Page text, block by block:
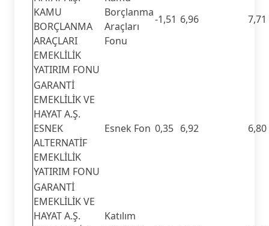
KAMU
BORÇLANMA
ARAÇLARI
EMEKLİLİK
YATIRIM FONU
Borçlanma
Araçları
Fonu
-1,51 6,96 7,71
GARANTİ
EMEKLİLİK VE
HAYAT A.Ş.
ESNEK
ALTERNATİF
EMEKLİLİK
YATIRIM FONU
Esnek Fon 0,35 6,92 6,80
GARANTİ
EMEKLİLİK VE
HAYAT A.Ş.
Katılım